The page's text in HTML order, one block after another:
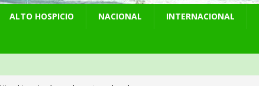
ALTO HOSPICIO NACIONAL INTERNACIONAL